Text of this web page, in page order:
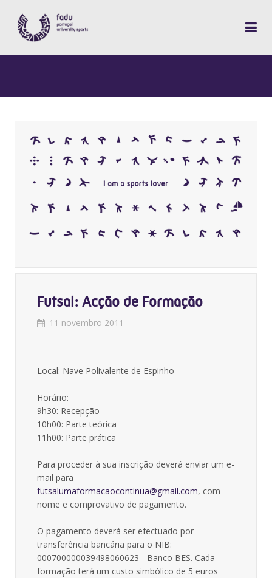
Futsal: Acção de Formação
11 novembro 2011
Local: Nave Polivalente de Espinho
Horário:
9h30: Recepção
10h00: Parte teórica
11h00: Parte prática
Para proceder à sua inscrição deverá enviar um e-
mail para
futsalumaformacaocontinua@gmail.com, com
nome e comprovativo de pagamento.
O pagamento deverá ser efectuado por
transferência bancária para o NIB:
000700000039498060623 - Banco BES. Cada
formação terá um custo simbólico de 5 euros